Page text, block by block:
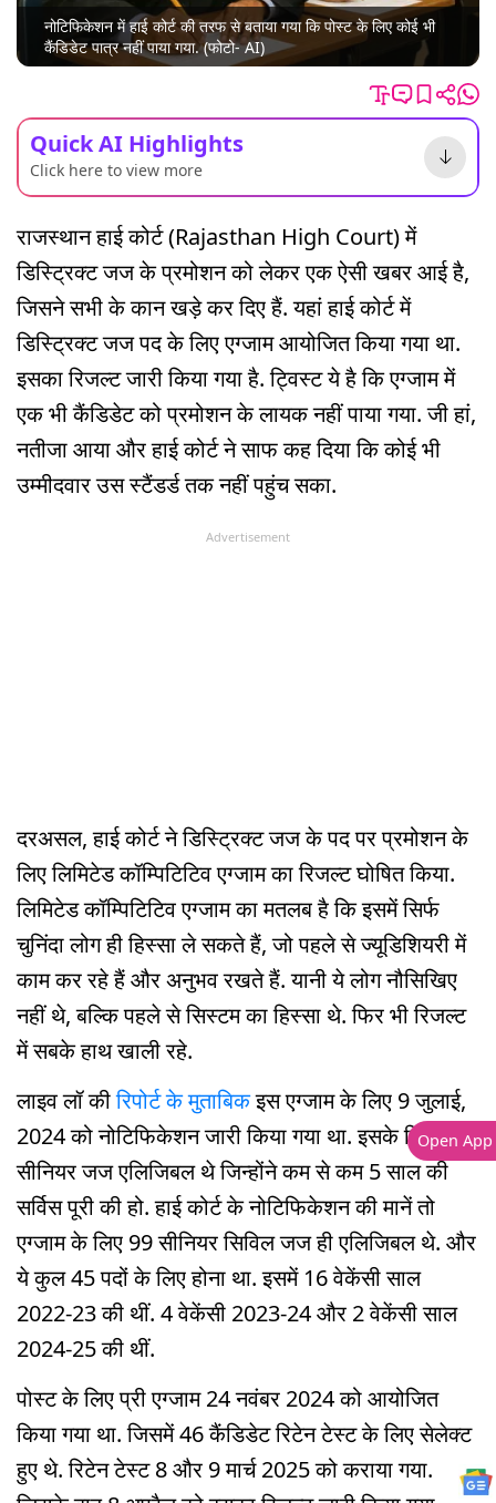
नोटिफिकेशन में हाई कोर्ट की तरफ से बताया गया कि पोस्ट के लिए कोई भी
कैंडिडेट पात्र नहीं पाया गया. (फोटो- AI)
Quick AI Highlights
Click here to view more
राजस्थान हाई कोर्ट (Rajasthan High Court) में
डिस्ट्रिक्ट जज के प्रमोशन को लेकर एक ऐसी खबर आई है,
जिसने सभी के कान खड़े कर दिए हैं. यहां हाई कोर्ट में
डिस्ट्रिक्ट जज पद के लिए एग्जाम आयोजित किया गया था.
इसका रिजल्ट जारी किया गया है. ट्विस्ट ये है कि एग्जाम में
एक भी कैंडिडेट को प्रमोशन के लायक नहीं पाया गया. जी हां,
नतीजा आया और हाई कोर्ट ने साफ कह दिया कि कोई भी
उम्मीदवार उस स्टैंडर्ड तक नहीं पहुंच सका.
Advertisement
दरअसल, हाई कोर्ट ने डिस्ट्रिक्ट जज के पद पर प्रमोशन के
लिए लिमिटेड कॉम्पिटिटिव एग्जाम का रिजल्ट घोषित किया.
लिमिटेड कॉम्पिटिटिव एग्जाम का मतलब है कि इसमें सिर्फ
चुनिंदा लोग ही हिस्सा ले सकते हैं, जो पहले से ज्यूडिशियरी में
काम कर रहे हैं और अनुभव रखते हैं. यानी ये लोग नौसिखिए
नहीं थे, बल्कि पहले से सिस्टम का हिस्सा थे. फिर भी रिजल्ट
में सबके हाथ खाली रहे.
लाइव लॉ कीरिपोर्ट के मुताबिकइस एग्जाम के लिए 9 जुलाई,
2024 को नोटिफिकेशन जारी किया गया था. इसके लिए वो
सीनियर जज एलिजिबल थे जिन्होंने कम से कम 5 साल की
सर्विस पूरी की हो. हाई कोर्ट के नोटिफिकेशन की मानें तो
एग्जाम के लिए 99 सीनियर सिविल जज ही एलिजिबल थे. और
ये कुल 45 पदों के लिए होना था. इसमें 16 वेकेंसी साल
2022-23 की थीं. 4 वेकेंसी 2023-24 और 2 वेकेंसी साल
2024-25 की थीं.
पोस्ट के लिए प्री एग्जाम 24 नवंबर 2024 को आयोजित
किया गया था. जिसमें 46 कैंडिडेट रिटेन टेस्ट के लिए सेलेक्ट
हुए थे. रिटेन टेस्ट 8 और 9 मार्च 2025 को कराया गया.
Open App